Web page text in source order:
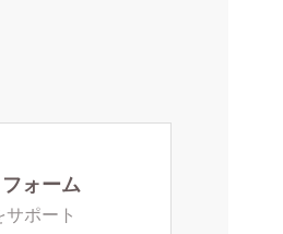
ォーム
ポート